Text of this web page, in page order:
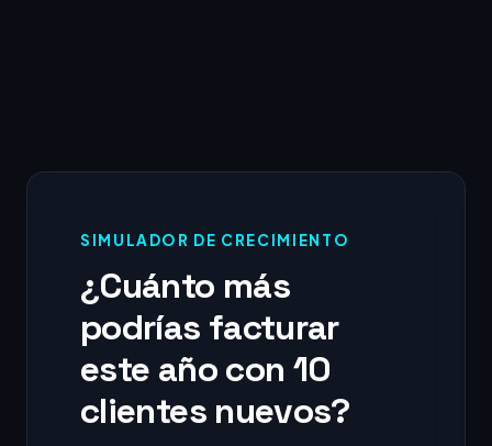
SIMULADOR DE CRECIMIENTO
¿Cuánto más
podrías facturar
este año con 10
clientes nuevos?